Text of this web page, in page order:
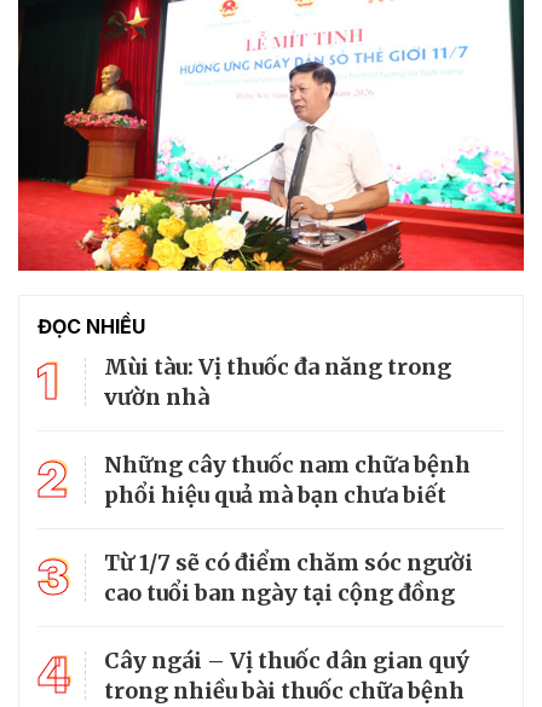
ĐỌC NHIỀU
1
Mùi tàu: Vị thuốc đa năng trong
vườn nhà
2
Những cây thuốc nam chữa bệnh
phổi hiệu quả mà bạn chưa biết
3
Từ 1/7 sẽ có điểm chăm sóc người
cao tuổi ban ngày tại cộng đồng
4
Cây ngái – Vị thuốc dân gian quý
trong nhiều bài thuốc chữa bệnh